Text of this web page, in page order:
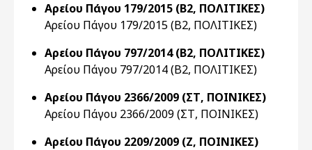
Αρείου Πάγου 179/2015 (Β2, ΠΟΛΙΤΙΚΕΣ)
Αρείου Πάγου 179/2015 (Β2, ΠΟΛΙΤΙΚΕΣ)
Αρείου Πάγου 797/2014 (Β2, ΠΟΛΙΤΙΚΕΣ)
Αρείου Πάγου 797/2014 (Β2, ΠΟΛΙΤΙΚΕΣ)
Αρείου Πάγου 2366/2009 (ΣΤ, ΠΟΙΝΙΚΕΣ)
Αρείου Πάγου 2366/2009 (ΣΤ, ΠΟΙΝΙΚΕΣ)
Αρείου Πάγου 2209/2009 (Ζ, ΠΟΙΝΙΚΕΣ)